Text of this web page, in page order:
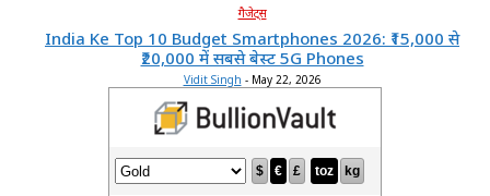
गैजेट्स
India Ke Top 10 Budget Smartphones 2026: ₹15,000 से
₹20,000 में सबसे बेस्ट 5G Phones
Vidit Singh - May 22, 2026